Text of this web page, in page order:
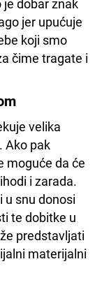
jer upućuje
koji smo
čime tragate i
velika
Ako pak
moguće da će
i zarada.
u snu donosi
te dobitke u
predstavljati
materijalni